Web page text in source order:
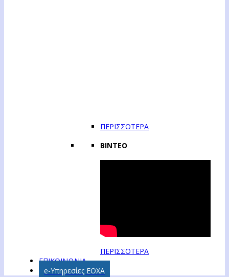
ΠΕΡΙΣΣΟΤΕΡΑ
ΒΙΝΤΕΟ
ΠΕΡΙΣΣΟΤΕΡΑ
ΕΠΙΚΟΙΝΩΝΙΑ
e-Υπηρεσίες ΕΟΧΑ